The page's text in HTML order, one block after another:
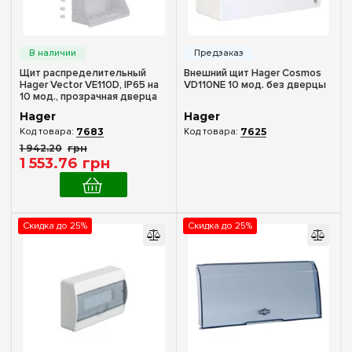
Количество модулей
2(+1)
3(+1)
4(+6)
6(+6)
12(+20)
(+3)
(+23)
(+23)
Комплектация клеммами PE+N
В комплекте
Материал корпуса
Щит распределительный
Hager Vector VE110D, IP65 на
10 мод., прозрачная дверца
Hager
7683
1 942.20 грн
1 553.76 грн
Внешний щит Hager Cosmos
VD110NE 10 мод. без дверцы
Hager
7625
Скидка до 25% Скидка до 25%